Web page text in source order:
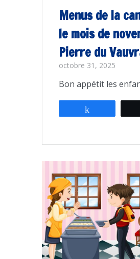
Menus de la
le mois de
Pierre du
octobre 31, 2025
Bon appétit les